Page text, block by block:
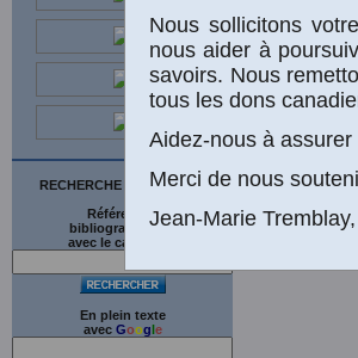
RECHERCHE SUR LE SITE
Références
bibliographiques
avec le catalogue
En plein texte
avec Google
Nous sollicitons
nous aider à
savoirs. Nous
tous les dons
Aidez-nous à
Merci de nous
Jean-Marie